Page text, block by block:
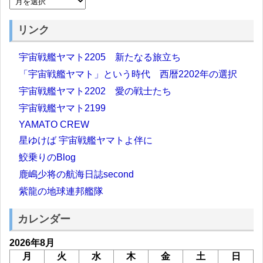
リンク
宇宙戦艦ヤマト2205 新たなる旅立ち
「宇宙戦艦ヤマト」という時代 西暦2202年の選択
宇宙戦艦ヤマト2202 愛の戦士たち
宇宙戦艦ヤマト2199
YAMATO CREW
星ゆけば 宇宙戦艦ヤマトよ伴に
鮫乗りのBlog
鹿嶋少将の航海日誌second
紫龍の地球連邦艦隊
カレンダー
2026年8月
月
火 水 木 金 土
日